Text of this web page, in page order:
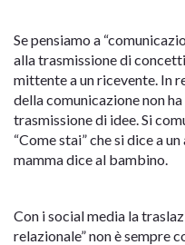
Se pensiamo a
alla trasmissione di
mittente a un ricevente. In
della comunicazione non
trasmissione di idee. Si
“Come stai” che si dice a
mamma dice al bambino.
Con i social media la
relazionale” non è sempre